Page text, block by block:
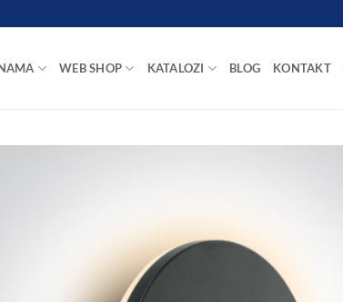
WEB SHOP KATALOZI BLOG KONTAKT